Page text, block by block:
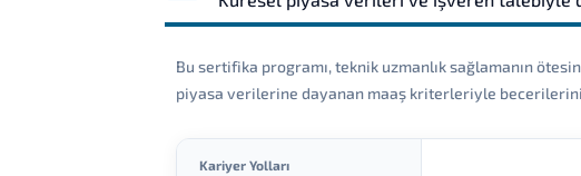
Bu sertifika programı, teknik uzmanlık sağlamanın
piyasa verilerine dayanan maaş kriterleriyle
Kariyer Yolları